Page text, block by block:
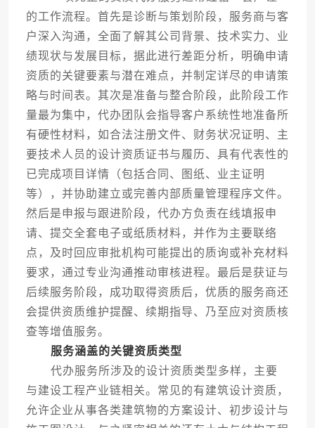
的工作流程。首先是诊断与策划阶段，服务商与客
户深入沟通，全面了解其公司背景、技术实力、业
绩现状与发展目标，据此进行差距分析，明确申请
资质的关键要素与潜在难点，并制定详尽的申请策
略与时间表。其次是准备与整合阶段，此阶段工作
量最为集中，代办团队会指导客户系统性地准备所
有硬性材料，如合法注册文件、财务状况证明、主
要技术人员的设计资质证书与履历、具有代表性的
已完成项目详情（包括合同、图纸、业主证明
等），并协助建立或完善内部质量管理程序文件。
然后是申报与跟进阶段，代办方负责在线填报申
请、提交全套电子或纸质材料，并作为主要联络
点，及时回应审批机构可能提出的质询或补充材料
要求，通过专业沟通推动审核进程。最后是获证与
后续服务阶段，成功取得资质后，优质的服务商还
会提供资质维护提醒、续期指导、乃至应对资质核
查等增值服务。
服务涵盖的关键资质类型
代办服务所涉及的设计资质类型多样，主要
与建设工程产业链相关。常见的有建筑设计资质，
允许企业从事各类建筑物的方案设计、初步设计与